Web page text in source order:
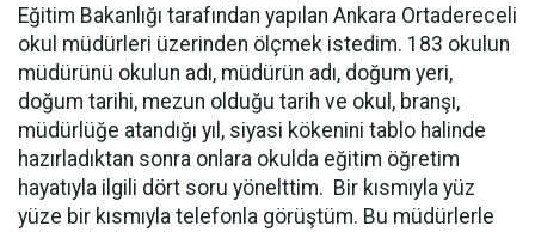
Eğitim Bakanlığı tarafından yapılan Ankara Ortadereceli
okul müdürleri üzerinden ölçmek istedim. 183 okulun
müdürünü okulun adı, müdürün adı, doğum yeri,
doğum tarihi, mezun olduğu tarih ve okul, branşı,
müdürlüğe atandığı yıl, siyasi kökenini tablo halinde
hazırladıktan sonra onlara okulda eğitim öğretim
hayatıyla ilgili dört soru yönelttim. Bir kısmıyla yüz
yüze bir kısmıyla telefonla görüştüm. Bu müdürlerle